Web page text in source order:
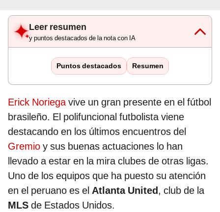
Leer resumen
y puntos destacados de la nota con IA
Puntos destacados Resumen
Erick Noriegavive un gran presente en el fútbol
brasileño. El polifuncional futbolista viene
destacando en los últimos encuentros del
Gremio y sus buenas actuaciones lo han
llevado a estar en la mira clubes de otras ligas.
Uno de los equipos que ha puesto su atención
en el peruano es el Atlanta United, club de la
MLS de Estados Unidos.